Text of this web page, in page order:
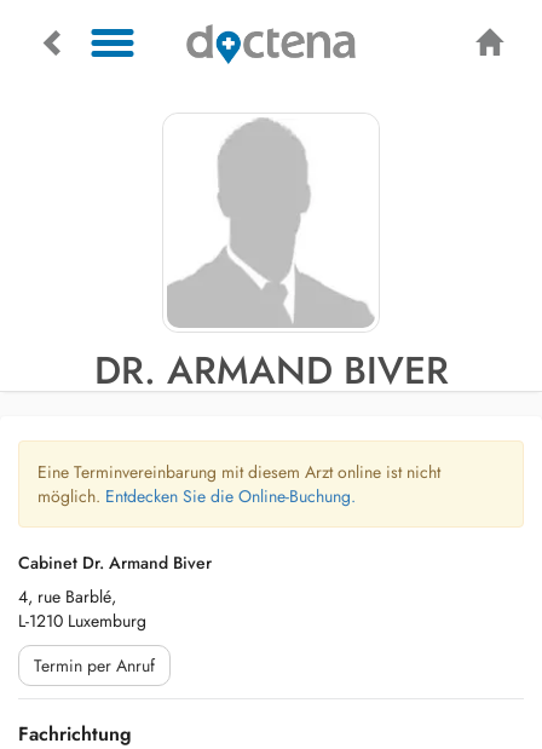
DR. ARMAND BIVER
Eine Terminvereinbarung mit diesem Arzt online ist nicht
möglich. Entdecken Sie die Online-Buchung.
Cabinet Dr. Armand Biver
4, rue Barblé,
L-1210 Luxemburg
Termin per Anruf
Fachrichtung